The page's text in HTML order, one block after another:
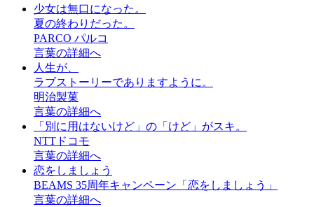
少女は無口になった。
夏の終わりだった。
PARCO パルコ
言葉の詳細へ
人生が、
ラブストーリーでありますように。
明治製菓
言葉の詳細へ
「別に用はないけど」の「けど」がスキ。
NTTドコモ
言葉の詳細へ
恋をしましょう
BEAMS 35周年キャンペーン「恋をしましょう」
言葉の詳細へ